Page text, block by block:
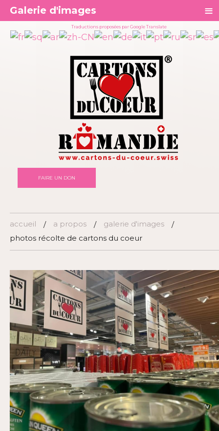
Traductions proposées par Google Translate
FAIRE UN DON
accueil / a propos / galerie d'images
/
photos récolte de cartons du coeur
Récolte 25 et 26 mars 2022
Galerie d'images ≡